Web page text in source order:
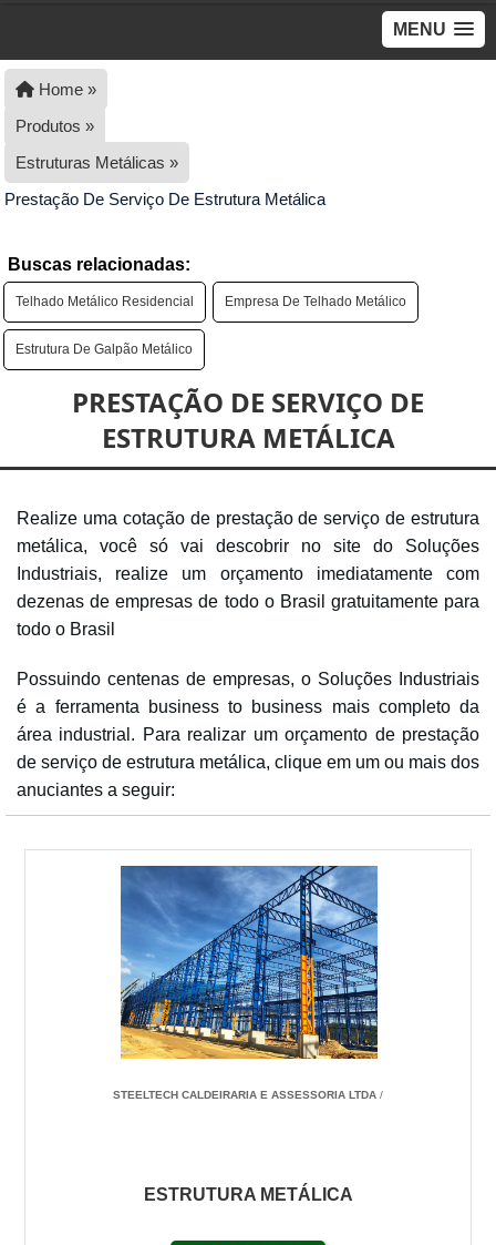
MENU
Home »
Produtos »
Estruturas Metálicas »
Prestação De Serviço De Estrutura Metálica
Buscas relacionadas:
Telhado Metálico Residencial Empresa De Telhado Metálico
Estrutura De Galpão Metálico
PRESTAÇÃO DE SERVIÇO DE
ESTRUTURA METÁLICA
Realize uma cotação de prestação de serviço de estrutura
metálica, você só vai descobrir no site do Soluções
Industriais, realize um orçamento imediatamente com
dezenas de empresas de todo o Brasil gratuitamente para
todo o Brasil
Possuindo centenas de empresas, o Soluções Industriais
é a ferramenta business to business mais completo da
área industrial. Para realizar um orçamento de prestação
de serviço de estrutura metálica, clique em um ou mais dos
anuciantes a seguir:
STEELTECH CALDEIRARIA E ASSESSORIA LTDA /
ESTRUTURA METÁLICA